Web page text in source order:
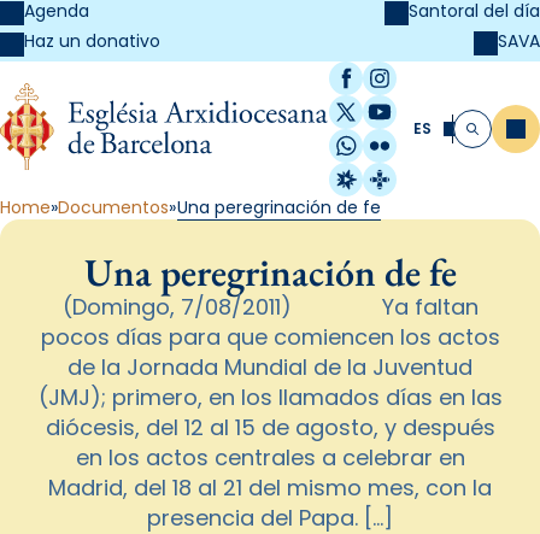
Agenda
Haz un donativo
Santoral del día
SAVA
Facebook
Instagram
X / Twitter
YouTube
WhatsApp
Flickr
Radio Estel
Catalunya
ES Buscar
Home Documentos Una peregrinación de fe
Una peregrinación de fe
(Domingo, 7/08/2011) Ya faltan
pocos días para que comiencen los actos
de la Jornada Mundial de la Juventud
(JMJ); primero, en los llamados días en las
diócesis, del 12 al 15 de agosto, y después
en los actos centrales a celebrar en
Madrid, del 18 al 21 del mismo mes, con la
presencia del Papa. […]